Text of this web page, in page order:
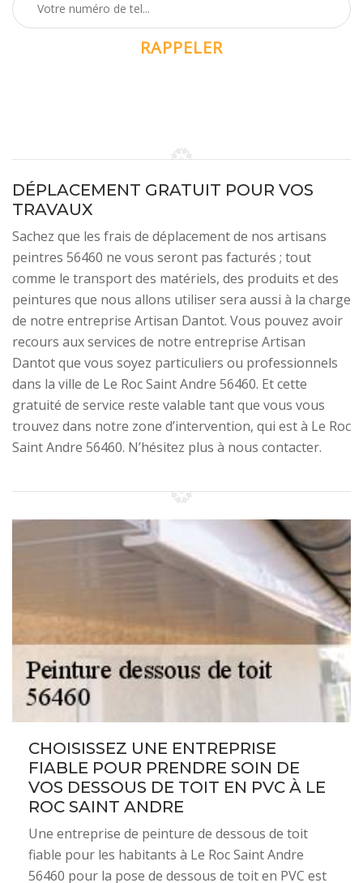
DÉPLACEMENT GRATUIT POUR VOS
TRAVAUX
Sachez que les frais de déplacement de nos artisans
peintres 56460 ne vous seront pas facturés ; tout
comme le transport des matériels, des produits et des
peintures que nous allons utiliser sera aussi à la charge
de notre entreprise Artisan Dantot. Vous pouvez avoir
recours aux services de notre entreprise Artisan
Dantot que vous soyez particuliers ou professionnels
dans la ville de Le Roc Saint Andre 56460. Et cette
gratuité de service reste valable tant que vous vous
trouvez dans notre zone d’intervention, qui est à Le Roc
Saint Andre 56460. N’hésitez plus à nous contacter.
CHOISISSEZ UNE ENTREPRISE
FIABLE POUR PRENDRE SOIN DE
VOS DESSOUS DE TOIT EN PVC À LE
ROC SAINT ANDRE
Une entreprise de peinture de dessous de toit
fiable pour les habitants à Le Roc Saint Andre
56460 pour la pose de dessous de toit en PVC est